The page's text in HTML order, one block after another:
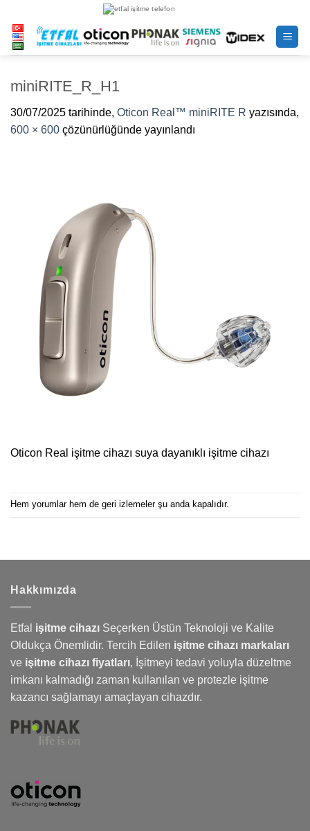
atla
miniRITE_R_H1
30/07/2025 tarihinde, Oticon Real™ miniRITE R yazısında,
600 × 600 çözünürlüğünde yayınlandı
Oticon Real işitme cihazı suya dayanıklı işitme cihazı
Hem yorumlar hem de geri izlemeler şu anda kapalıdır.
Hakkımızda
Etfal işitme cihazı Seçerken Üstün Teknoloji ve Kalite
Oldukça Önemlidir. Tercih Edilen işitme cihazı markaları
ve işitme cihazı fiyatları, İşitmeyi tedavi yoluyla düzeltme
imkanı kalmadığı zaman kullanılan ve protezle işitme
kazancı sağlamayı amaçlayan cihazdır.